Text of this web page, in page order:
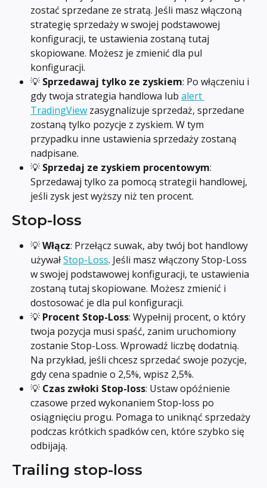
zostać sprzedane ze stratą. Jeśli masz włączoną
strategię sprzedaży w swojej podstawowej
konfiguracji, te ustawienia zostaną tutaj
skopiowane. Możesz je zmienić dla pul
konfiguracji.
💡 Sprzedawaj tylko ze zyskiem: Po włączeniu i
gdy twoja strategia handlowa lub alert
TradingView zasygnalizuje sprzedaż, sprzedane
zostaną tylko pozycje z zyskiem. W tym
przypadku inne ustawienia sprzedaży zostaną
nadpisane.
💡 Sprzedaj ze zyskiem procentowym:
Sprzedawaj tylko za pomocą strategii handlowej,
jeśli zysk jest wyższy niż ten procent.
Stop-loss
💡 Włącz: Przełącz suwak, aby twój bot handlowy
używał Stop-Loss. Jeśli masz włączony Stop-Loss
w swojej podstawowej konfiguracji, te ustawienia
zostaną tutaj skopiowane. Możesz zmienić i
dostosować je dla pul konfiguracji.
💡 Procent Stop-Loss: Wypełnij procent, o który
twoja pozycja musi spaść, zanim uruchomiony
zostanie Stop-Loss. Wprowadź liczbę dodatnią.
Na przykład, jeśli chcesz sprzedać swoje pozycje,
gdy cena spadnie o 2,5%, wpisz 2,5%.
💡 Czas zwłoki Stop-loss: Ustaw opóźnienie
czasowe przed wykonaniem Stop-loss po
osiągnięciu progu. Pomaga to uniknąć sprzedaży
podczas krótkich spadków cen, które szybko się
odbijają.
Trailing stop-loss